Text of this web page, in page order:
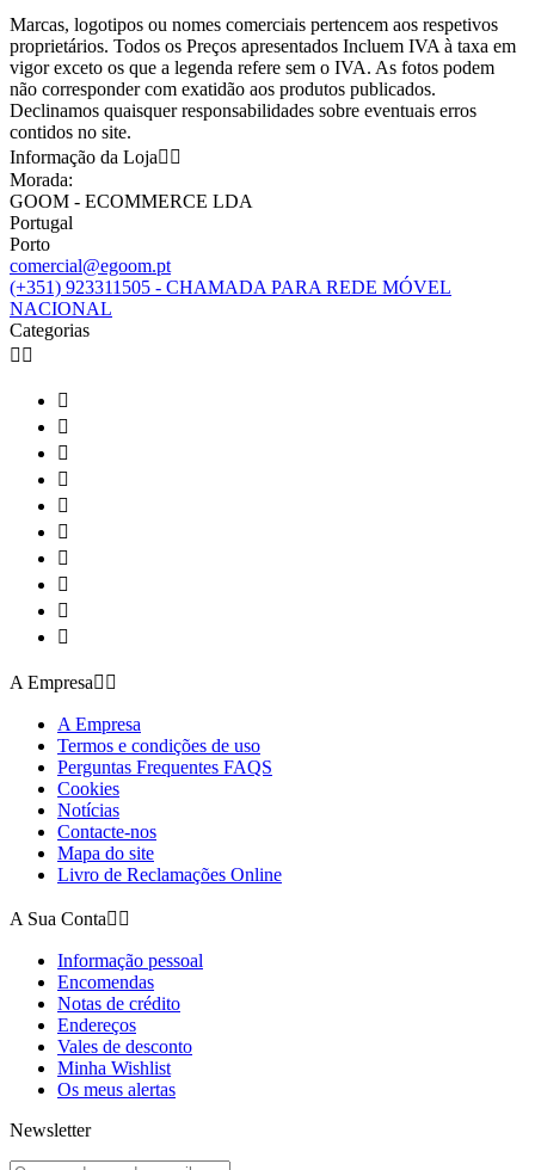
Marcas, logotipos ou nomes comerciais pertencem aos respetivos
proprietários. Todos os Preços apresentados Incluem IVA à taxa em
vigor exceto os que a legenda refere sem o IVA. As fotos podem
não corresponder com exatidão aos produtos publicados.
Declinamos quaisquer responsabilidades sobre eventuais erros
contidos no site.
Informação da Loja 
Morada:
GOOM - ECOMMERCE LDA
Portugal
Porto
comercial@egoom.pt
(+351) 923311505 - CHAMADA PARA REDE MÓVEL
NACIONAL
Categorias
 










A Empresa 
A Empresa
Termos e condições de uso
Perguntas Frequentes FAQS
Cookies
Notícias
Contacte-nos
Mapa do site
Livro de Reclamações Online
A Sua Conta 
Informação pessoal
Encomendas
Notas de crédito
Endereços
Vales de desconto
Minha Wishlist
Os meus alertas
Newsletter